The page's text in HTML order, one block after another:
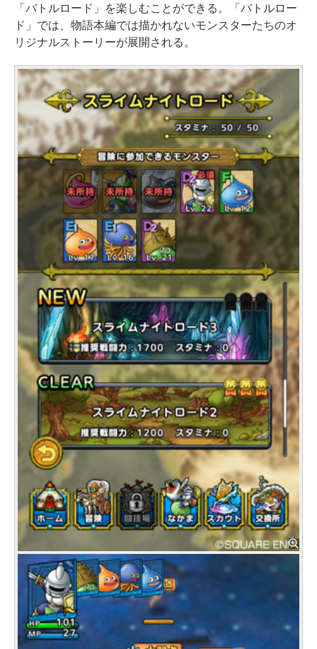
「バトルロード」を楽しむことができる。「バトルロー
ド」では、物語本編では描かれないモンスターたちのオ
リジナルストーリーが展開される。